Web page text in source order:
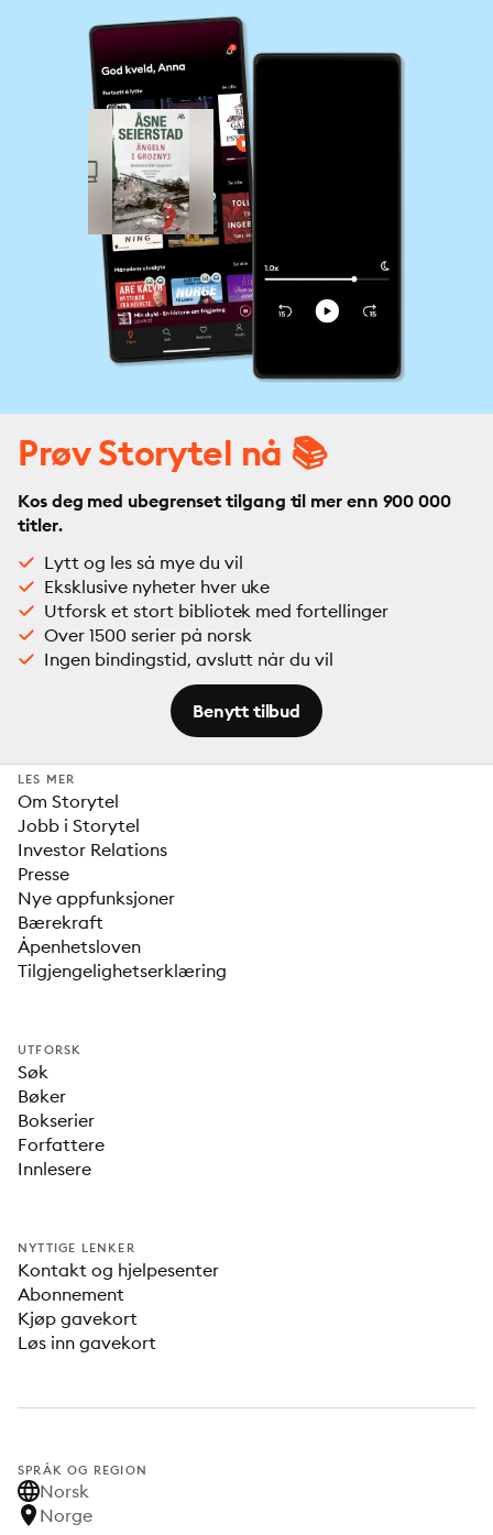
Prøv Storytel nå 📚
Kos deg med ubegrenset tilgang til mer enn 900 000
titler.
Lytt og les så mye du vil
Eksklusive nyheter hver uke
Utforsk et stort bibliotek med fortellinger
Over 1500 serier på norsk
Ingen bindingstid, avslutt når du vil
Benytt tilbud
LES MER
Om Storytel
Jobb i Storytel
Investor Relations
Presse
Nye appfunksjoner
Bærekraft
Åpenhetsloven
Tilgjengelighetserklæring
UTFORSK
Søk
Bøker
Bokserier
Forfattere
Innlesere
NYTTIGE LENKER
Kontakt og hjelpesenter
Abonnement
Kjøp gavekort
Løs inn gavekort
SPRÅK OG REGION
Norsk
Norge